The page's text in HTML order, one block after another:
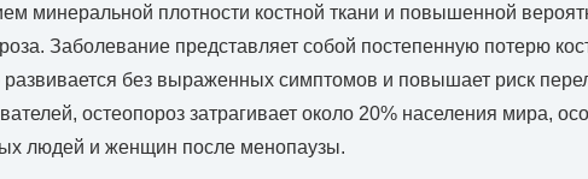
минеральной плотности костной ткани и повышенной
Заболевание представляет собой постепенную потерю
развивается без выраженных симптомов и повышает риск
остеопороз затрагивает около 20% населения мира,
людей и женщин после менопаузы.